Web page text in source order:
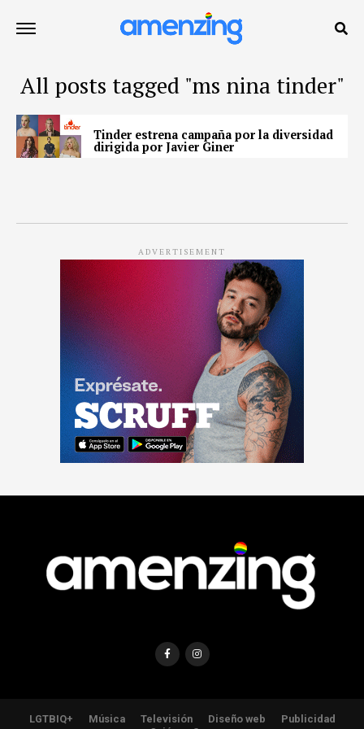
All posts tagged "ms nina tinder"
Tinder estrena campaña por la diversidad
dirigida por Javier Giner
ADVERTISEMENT
LGTBIQ+ Música Televisión Diseño web
Publicidad